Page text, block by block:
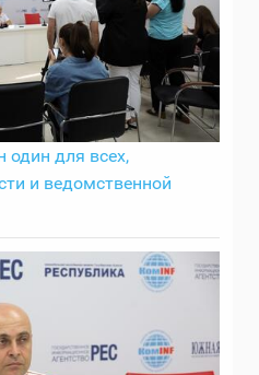
один для всех,
и ведомственной